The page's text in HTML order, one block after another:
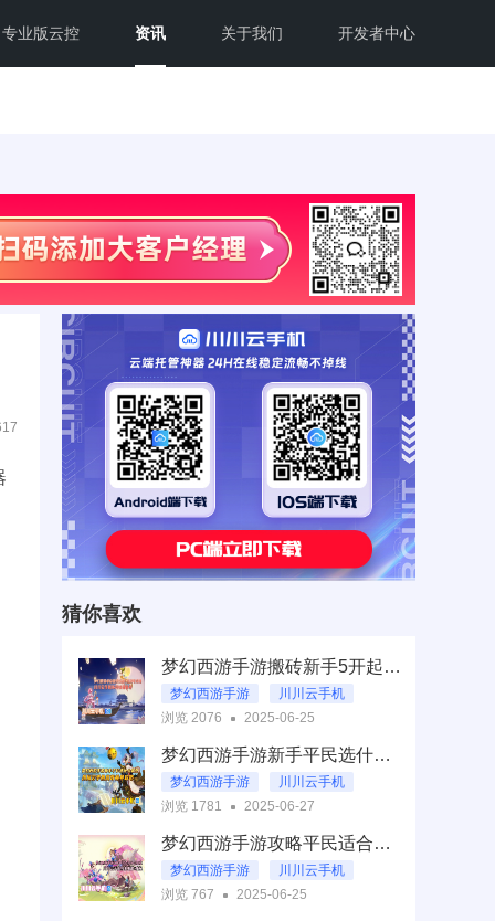
专业版云控 资讯 关于我们 开发者中心
猜你喜欢
梦幻西游手游搬砖新手5开起号攻略！川川云手机多开快速养号
梦幻西游手游
川川云手机
梦幻西游手游搬砖新手5开起号攻略
浏览 2076 2025-06-25
梦幻西游手游新手平民选什么职业？川川云手机高效养号攻略
梦幻西游手游
川川云手机
梦幻西游手游新手平民职业选择
浏览 1781 2025-06-27
梦幻西游手游攻略平民适合什么职业？川川云手机挂机操作教程
梦幻西游手游
川川云手机
梦幻西游手游攻略：平民适合啥职业
浏览 767 2025-06-25